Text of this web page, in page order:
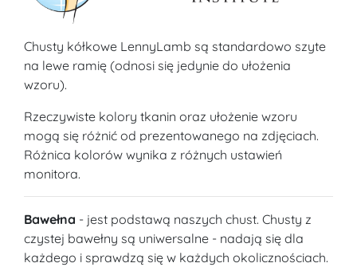
Chusty kółkowe LennyLamb są standardowo szyte
na lewe ramię (odnosi się jedynie do ułożenia
wzoru).
Rzeczywiste kolory tkanin oraz ułożenie wzoru
mogą się różnić od prezentowanego na zdjęciach.
Różnica kolorów wynika z różnych ustawień
monitora.
Bawełna - jest podstawą naszych chust. Chusty z
czystej bawełny są uniwersalne - nadają się dla
każdego i sprawdzą się w każdych okolicznościach.